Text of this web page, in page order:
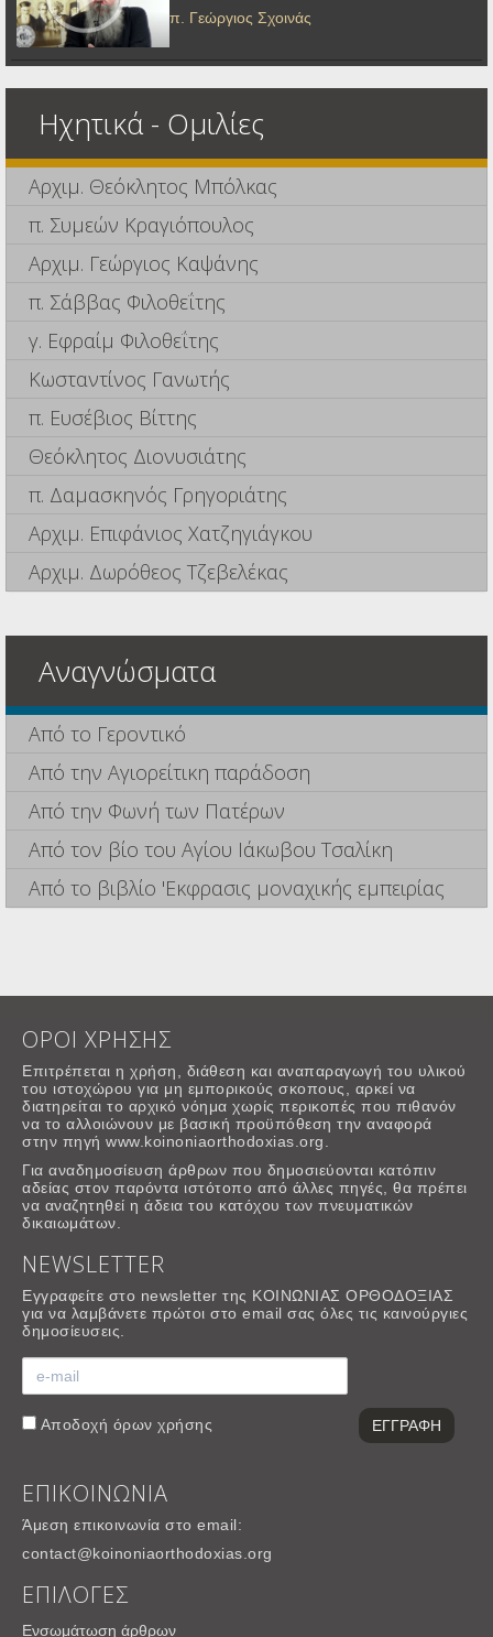
π. Γεώργιος Σχοινάς
Ηχητικά - Ομιλίες
Αρχιμ. Θεόκλητος Μπόλκας
π. Συμεών Κραγιόπουλος
Αρχιμ. Γεώργιος Καψάνης
π. Σάββας Φιλοθεΐτης
γ. Εφραίμ Φιλοθεΐτης
Κωσταντίνος Γανωτής
π. Ευσέβιος Βίττης
Θεόκλητος Διονυσιάτης
π. Δαμασκηνός Γρηγοριάτης
Αρχιμ. Επιφάνιος Χατζηγιάγκου
Αρχιμ. Δωρόθεος Τζεβελέκας
Αναγνώσματα
Από το Γεροντικό
Από την Αγιορείτικη παράδοση
Από την Φωνή των Πατέρων
Από τον βίο του Αγίου Ιάκωβου Τσαλίκη
Από το βιβλίο 'Εκφρασις μοναχικής εμπειρίας
ΟΡΟΙ ΧΡΗΣΗΣ
Επιτρέπεται η χρήση, διάθεση και αναπαραγωγή του υλικού
του ιστοχώρου για μη εμπορικούς σκοπους, αρκεί να
διατηρείται το αρχικό νόημα χωρίς περικοπές που πιθανόν
να το αλλοιώνουν με βασική προϋπόθεση την αναφορά
στην πηγή www.koinoniaorthodoxias.org.
Για αναδημοσίευση άρθρων που δημοσιεύονται κατόπιν
αδείας στον παρόντα ιστότοπο από άλλες πηγές, θα πρέπει
να αναζητηθεί η άδεια του κατόχου των πνευματικών
δικαιωμάτων.
NEWSLETTER
Εγγραφείτε στο newsletter της ΚΟΙΝΩΝΙΑΣ ΟΡΘΟΔΟΞΙΑΣ
για να λαμβάνετε πρώτοι στο email σας όλες τις καινούργιες
δημοσίευσεις.
Αποδοχή όρων χρήσης
ΕΠΙΚΟΙΝΩΝΙΑ
Άμεση επικοινωνία στο email:
contact@koinoniaorthodoxias.org
ΕΠΙΛΟΓΕΣ
Ενσωμάτωση άρθρων